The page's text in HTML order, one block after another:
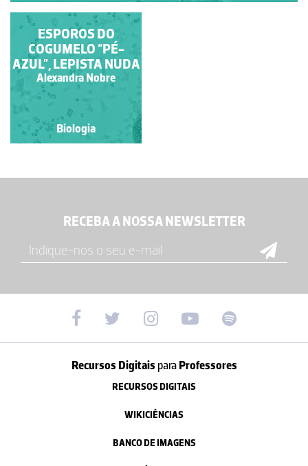
ESPOROS DO
COGUMELO “PÉ-
AZUL”, LEPISTA NUDA
Alexandra Nobre
Biologia
RECEBA A NOSSA NEWSLETTER
Recursos Digitais paraProfessores
RECURSOS DIGITAIS
WIKICIÊNCIAS
BANCO DE IMAGENS